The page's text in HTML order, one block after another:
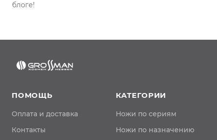
блоге!
ПОМОЩЬ
Оплата и доставка
Контакты
КАТЕГОРИИ
Ножи по сериям
Ножи по назначению